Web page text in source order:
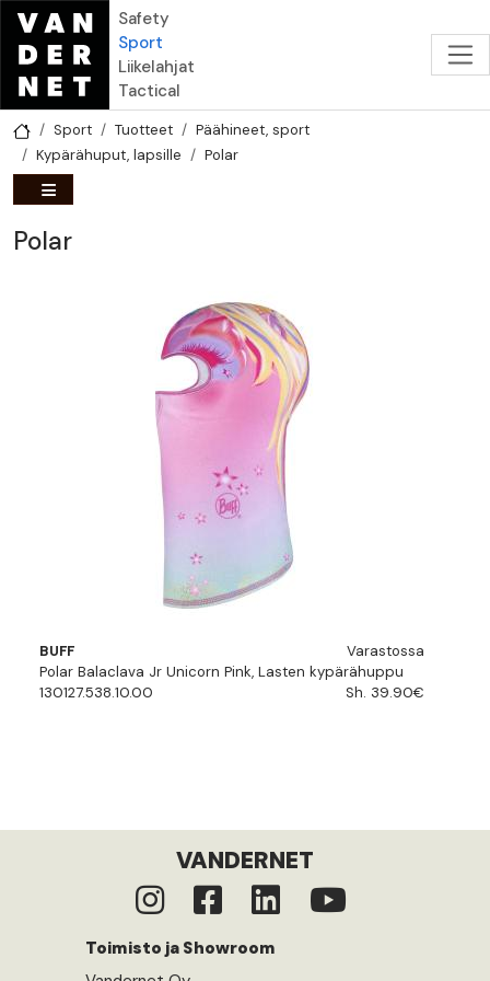
Hyppää pääsisältöön
Safety
Sport
Liikelahjat
Tactical
Sport Tuotteet
Päähineet, sport
Kypärähuput, lapsille
Polar
Polar
BUFF
Varastossa
Polar Balaclava Jr Unicorn Pink, Lasten kypärähuppu
130127.538.10.00
Sh. 39.90€
VANDERNET
Toimisto ja Showroom